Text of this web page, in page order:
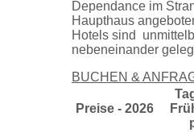
Dependance im
Haupthaus
Hotels sind
nebeneinander
BUCHEN &
Preise - 2026